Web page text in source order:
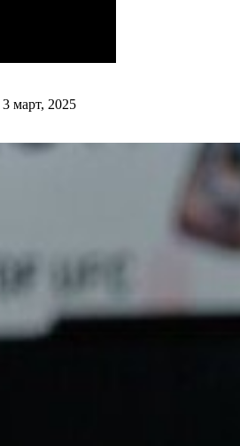
3 март, 2025